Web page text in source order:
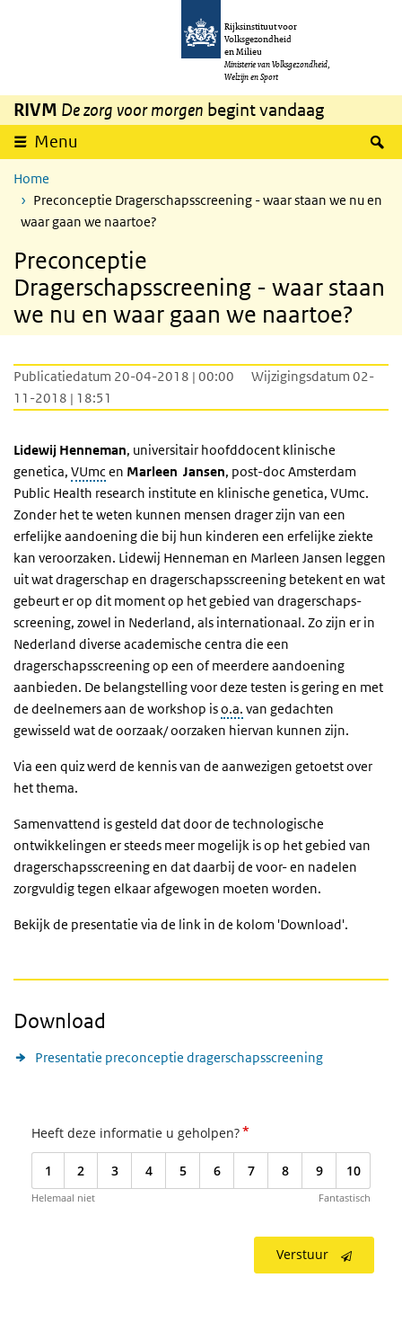
Overslaan en naar de inhoud gaan
Rijksinstituut voor
Volksgezondheid
en Milieu
Ministerie van Volksgezondheid,
Welzijn en Sport
RIVM De zorg voor morgen begint vandaag
Menu
Home
Preconceptie Dragerschapsscreening - waar staan we nu en
waar gaan we naartoe?
Preconceptie
Dragerschapsscreening - waar staan
we nu en waar gaan we naartoe?
Publicatiedatum 20-04-2018 | 00:00
Wijzigingsdatum 02-
11-2018 | 18:51
Lidewij Henneman, universitair hoofddocent klinische
genetica, VUmc en Marleen Jansen, post-doc Amsterdam
Public Health research institute en klinische genetica, VUmc.
Zonder het te weten kunnen mensen drager zijn van een
erfelijke aandoening die bij hun kinderen een erfelijke ziekte
kan veroorzaken. Lidewij Henneman en Marleen Jansen leggen
uit wat dragerschap en dragerschapsscreening betekent en wat
gebeurt er op dit moment op het gebied van dragerschaps­
screening, zowel in Nederland, als internationaal. Zo zijn er in
Nederland diverse academische centra die een
dragerschapsscreening op een of meerdere aandoening
aanbieden. De belangstelling voor deze testen is gering en met
de deelnemers aan de workshop iso.a. van gedachten
gewisseld wat de oorzaak/ oorzaken hiervan kunnen zijn.
Via een quiz werd de kennis van de aanwezigen getoetst over
het thema.
Samenvattend is gesteld dat door de technologische
ontwikkelingen er steeds meer mogelijk is op het gebied van
dragerschapsscreening en dat daarbij de voor- en nadelen
zorgvuldig tegen elkaar afgewogen moeten worden.
Bekijk de presentatie via de link in de kolom 'Download'.
Download
Presentatie preconceptie dragerschapsscreening
Heeft deze informatie u geholpen?*
1 2 3 4 5 6 7 8 9 10
Helemaal niet Fantastisch
Verstuur